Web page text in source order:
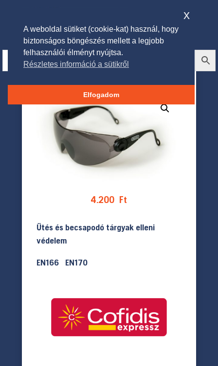
Oregon védőszemüveg
4.200 Ft
Ütés és becsapodó tárgyak elleni
védelem
EN166 EN170
A weboldal sütiket (cookie-kat) használ, hogy
biztonságos böngészés mellett a legjobb
felhasználói élményt nyújtsa.
Részletes információ a sütikről
Elfogadom
x